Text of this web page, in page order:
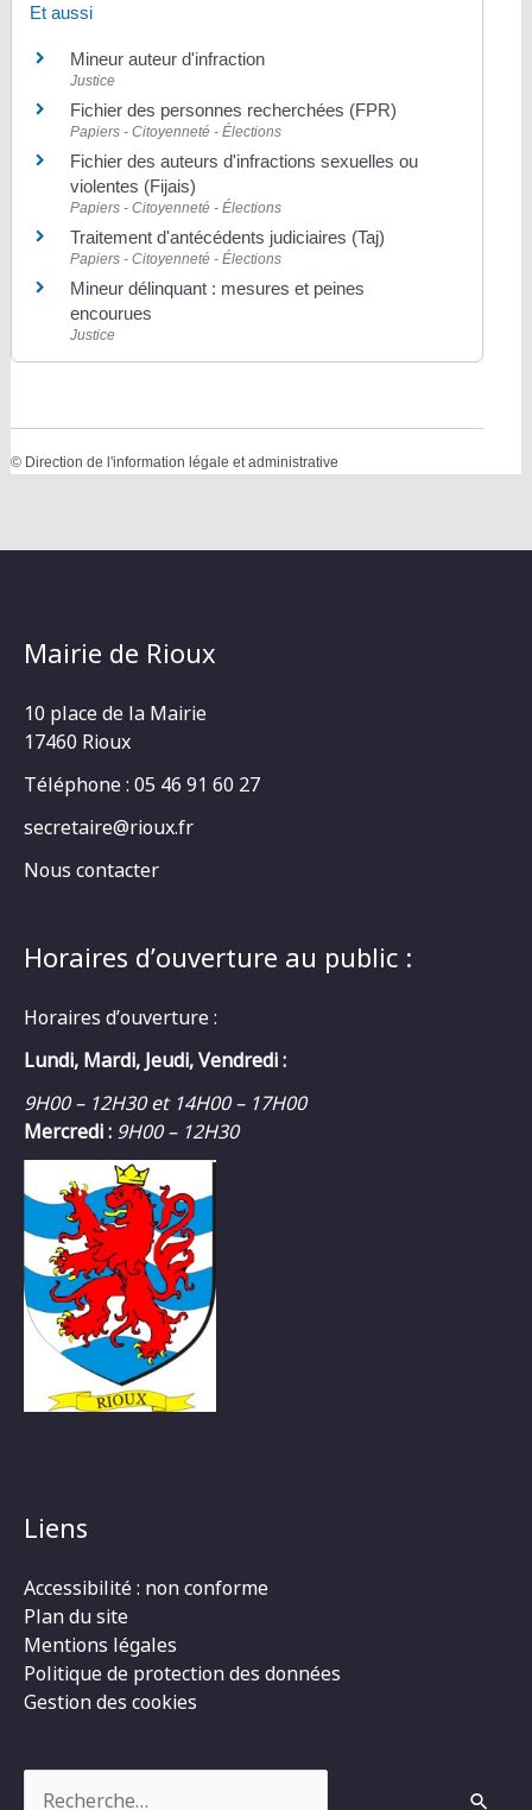
Et aussi
Mineur auteur d'infraction
Justice
Fichier des personnes recherchées (FPR)
Papiers - Citoyenneté - Élections
Fichier des auteurs d'infractions sexuelles ou
violentes (Fijais)
Papiers - Citoyenneté - Élections
Traitement d'antécédents judiciaires (Taj)
Papiers - Citoyenneté - Élections
Mineur délinquant : mesures et peines
encourues
Justice
© Direction de l'information légale et administrative
Mairie de Rioux
10 place de la Mairie
17460 Rioux
Téléphone : 05 46 91 60 27
secretaire@rioux.fr
Nous contacter
Horaires d’ouverture au public :
Horaires d’ouverture :
Lundi, Mardi, Jeudi, Vendredi :
9H00 – 12H30 et 14H00 – 17H00
Mercredi : 9H00 – 12H30
Liens
Accessibilité : non conforme
Plan du site
Mentions légales
Politique de protection des données
Gestion des cookies